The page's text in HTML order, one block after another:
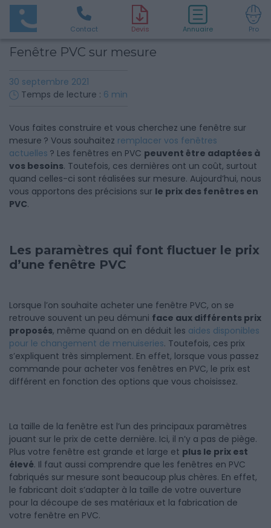
Contact Devis Annuaire Pro
Fenêtre PVC sur mesure
30 septembre 2021
Temps de lecture : 6 min
Vous faites construire et vous cherchez une fenêtre sur
mesure ? Vous souhaitez remplacer vos fenêtres
actuelles ? Les fenêtres en PVC peuvent être adaptées à
vos besoins. Toutefois, ces dernières ont un coût, surtout
quand celles-ci sont réalisées sur mesure. Aujourd’hui, nous
vous apportons des précisions sur le prix des fenêtres en
PVC.
Les paramètres qui font fluctuer le prix
d’une fenêtre PVC
Lorsque l’on souhaite acheter une fenêtre PVC, on se
retrouve souvent un peu démuni face aux différents prix
proposés, même quand on en déduit les aides disponibles
pour le changement de menuiseries. Toutefois, ces prix
s’expliquent très simplement. En effet, lorsque vous passez
commande pour acheter vos fenêtres en PVC, le prix est
différent en fonction des options que vous choisissez.
La taille de la fenêtre est l’un des principaux paramètres
jouant sur le prix de cette dernière. Ici, il n’y a pas de piège.
Plus votre fenêtre est grande et large et plus le prix est
élevé. Il faut aussi comprendre que les fenêtres en PVC
fabriqués sur mesure sont beaucoup plus chères. En effet,
le fabricant doit s’adapter à la taille de votre ouverture
pour la découpe de ses matériaux et la fabrication de
votre fenêtre en PVC.